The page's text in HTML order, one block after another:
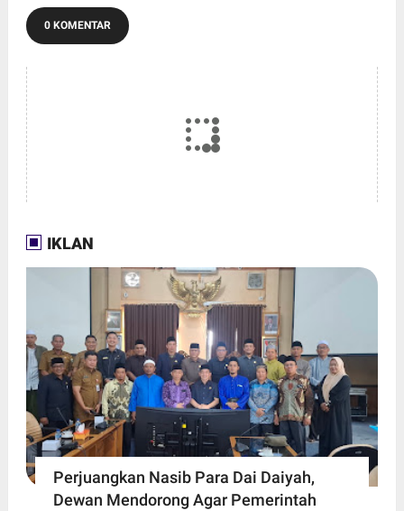
0 KOMENTAR
IKLAN
Perjuangkan Nasib Para Dai Daiyah,
Dewan Mendorong Agar Pemerintah